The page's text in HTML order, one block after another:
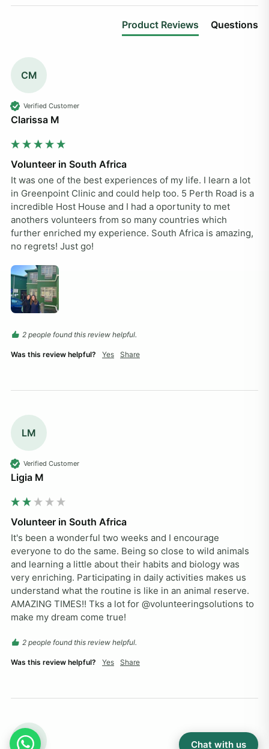
Product Reviews Questions
CM
Verified Customer
Clarissa M
Volunteer in South Africa
It was one of the best experiences of my life. I learn a lot
in Greenpoint Clinic and could help too. 5 Perth Road is a
incredible Host House and I had a oportunity to met
anothers volunteers from so many countries which
further enriched my experience. South Africa is amazing,
no regrets! Just go!
2 people found this review helpful.
Was this review helpful? Yes Share
LM
Verified Customer
Ligia M
Volunteer in South Africa
It's been a wonderful two weeks and I encourage
everyone to do the same. Being so close to wild animals
and learning a little about their habits and biology was
very enriching. Participating in daily activities makes us
understand what the routine is like in an animal reserve.
AMAZING TIMES!! Tks a lot for @volunteeringsolutions to
make my dream come true!
2 people found this review helpful.
Was this review helpful? Yes Share
NM Chat with us